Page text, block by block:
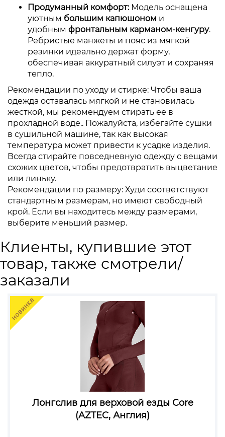
Продуманный комфорт:Модель оснащена
уютным большим капюшоном и
удобным фронтальным карманом-кенгуру.
Ребристые манжеты и пояс из мягкой
резинки идеально держат форму,
обеспечивая аккуратный силуэт и сохраняя
тепло.
Рекомендации по уходу и стирке: Чтобы ваша
одежда оставалась мягкой и не становилась
жесткой, мы рекомендуем стирать ее в
прохладной воде.. Пожалуйста, избегайте сушки
в сушильной машине, так как высокая
температура может привести к усадке изделия.
Всегда стирайте повседневную одежду с вещами
схожих цветов, чтобы предотвратить выцветание
или линьку.
Рекомендации по размеру: Худи соответствуют
стандартным размерам, но имеют свободный
крой. Если вы находитесь между размерами,
выберите меньший размер.
Клиенты, купившие этот
товар, также смотрели/
заказали
Лонгслив для верховой езды Core
(AZTEC, Англия)